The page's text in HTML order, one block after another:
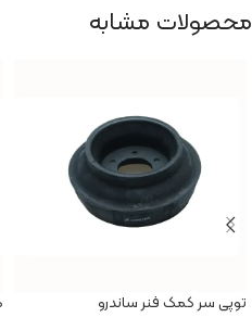
محصولات مشابه
توپی سر کمک فنر ساندرو